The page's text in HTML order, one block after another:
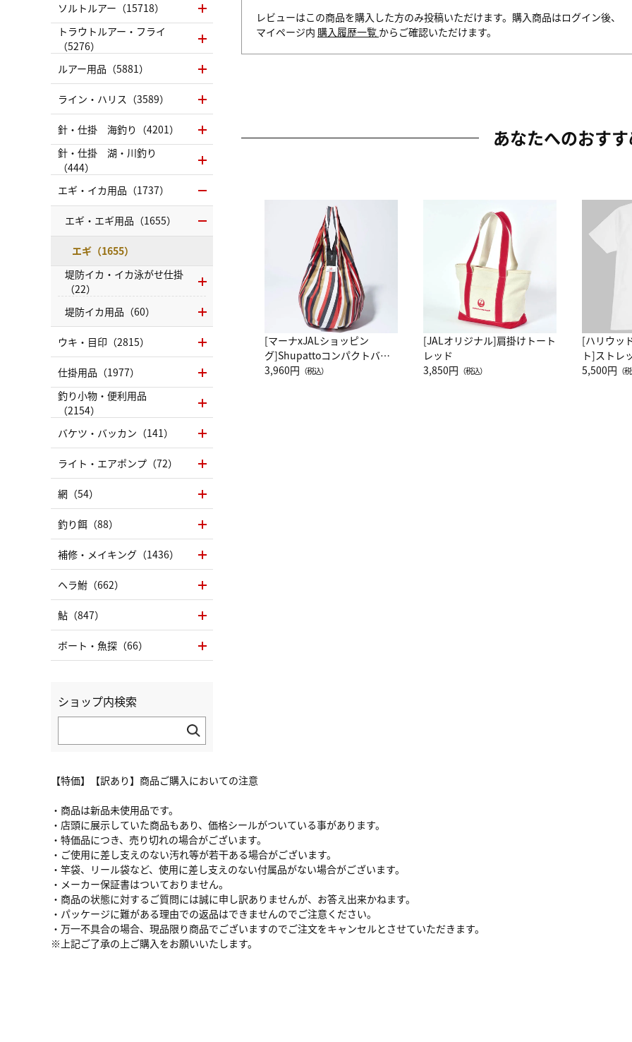
レビューはこの商品を購入した方のみ投稿いただけます。購入商品はログイン後、
マイページ内 購入履歴一覧 からご確認いただけます。
あなたへのおす
[マーナxJALショッピン
グ]Shupattoコンパクトバッ
グ Drop JAL客室乗務員
3,960円 （税込）
[JALオリジナル]肩掛けトート
レッド
3,850円 （税込）
[ハリウッ
ト]ストレ
ーネック
5,500円 （
【特価】【訳あり】商品ご購入においての注意
・商品は新品未使用品です。
・店頭に展示していた商品もあり、価格シールがついている事があります。
・特価品につき、売り切れの場合がございます。
・ご使用に差し支えのない汚れ等が若干ある場合がございます。
・竿袋、リール袋など、使用に差し支えのない付属品がない場合がございます。
・メーカー保証書はついておりません。
・商品の状態に対するご質問には誠に申し訳ありませんが、お答え出来かねます。
・パッケージに難がある理由での返品はできませんのでご注意ください。
・万一不具合の場合、現品限り商品でございますのでご注文をキャンセルとさせていただきます。
※上記ご了承の上ご購入をお願いいたします。
ソルトルアー（15718）
トラウトルアー・フライ
（5276）
ルアー用品（5881）
ライン・ハリス（3589）
針・仕掛 海釣り（4201）
針・仕掛 湖・川釣り
（444）
エギ・イカ用品（1737）
エギ・エギ用品（1655）
エギ（1655）
堤防イカ・イカ泳がせ仕掛
（22）
堤防イカ用品（60）
ウキ・目印（2815）
仕掛用品（1977）
釣り小物・便利用品
（2154）
バケツ・バッカン（141）
ライト・エアポンプ（72）
網（54）
釣り餌（88）
補修・メイキング（1436）
ヘラ鮒（662）
鮎（847）
ボート・魚探（66）
ショップ内検索